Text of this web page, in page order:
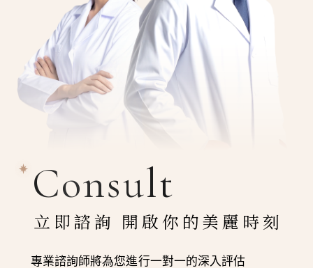
Consult
立即諮詢 開啟你的美麗時刻
專業諮詢師將為您進行一對一的深入評估